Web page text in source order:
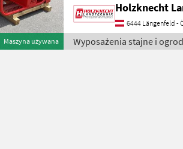
Maszyna używana
Holzknecht
6444 Längenfeld -
Wyposażenia stajne i